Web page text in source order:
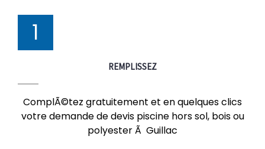
1
REMPLISSEZ
ComplÃ©tez gratuitement et en quelques clics
votre demande de devis piscine hors sol, bois ou
polyester Ã Guillac